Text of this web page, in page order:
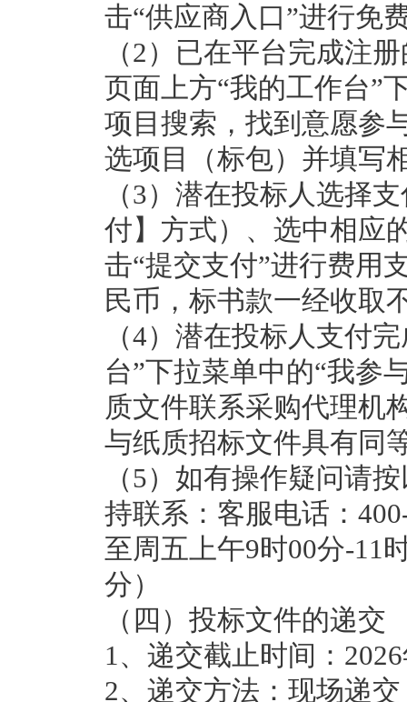
击“供应商入口”进行免
（2）已在平台完成注
页面上方“我的工作台”
项目搜索，找到意愿参
选项目（标包）并填写
（3）潜在投标人选择
付】方式）、选中相应
击“提交支付”进行费用
民币，标书款一经收取
（4）潜在投标人支付
台”下拉菜单中的“我参
质文件联系采购代理机
与纸质招标文件具有同
（5）如有操作疑问请
持联系：客服电话：
至周五上午9时00分-11
分）
（四）投标文件的递交
1、递交截止时间：
2、递交方法：现场递